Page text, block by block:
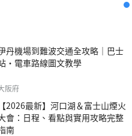
丹機場到難波交通全攻略｜巴士
・電車路線圖文教學
阪府
2026最新】河口湖＆富士山煙火
會：日程、看點與實用攻略完整
南